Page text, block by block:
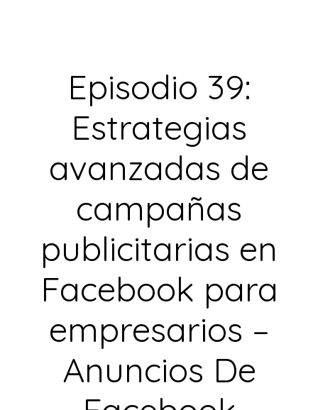
Episodio 39:
Estrategias
avanzadas de
campañas
publicitarias en
Facebook para
empresarios –
Anuncios De